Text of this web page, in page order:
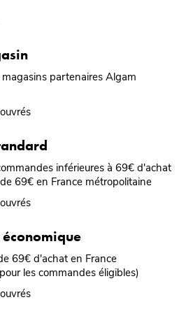
partenaires Algam
inférieures à 69€ d'achat
69€ en France métropolitaine
économique
69€ d'achat en France
les commandes éligibles)